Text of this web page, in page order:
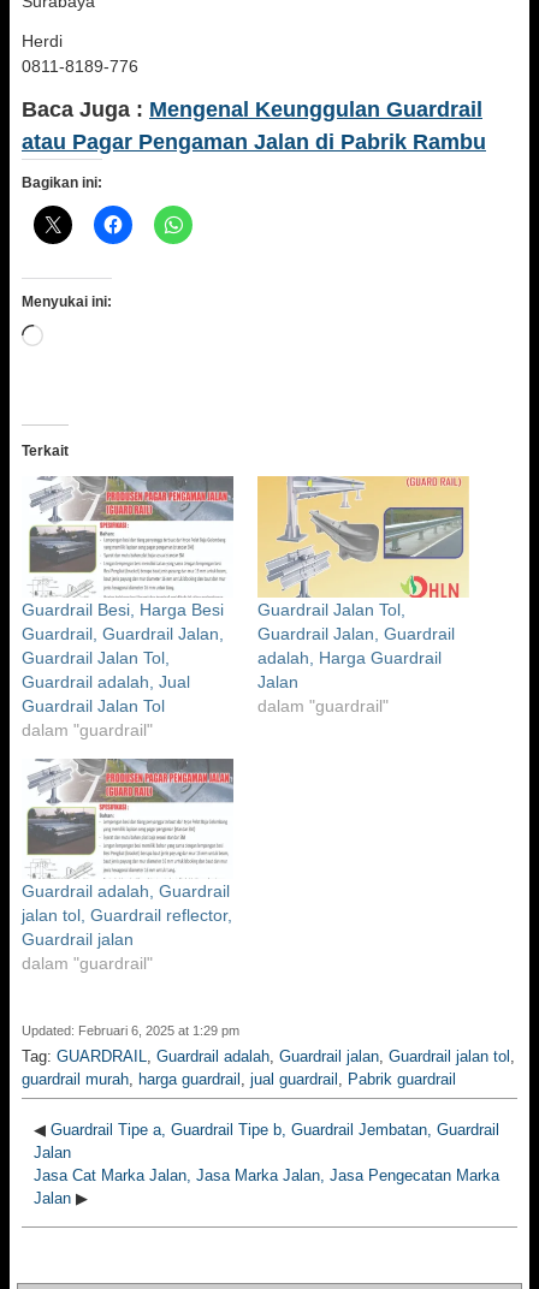
Herdi
0811-8189-776
Baca Juga : Mengenal Keunggulan Guardrail
atau Pagar Pengaman Jalan di Pabrik Rambu
Bagikan ini:
Menyukai ini:
Memuat...
Terkait
Guardrail Besi, Harga Besi
Guardrail, Guardrail Jalan,
Guardrail Jalan Tol,
Guardrail adalah, Jual
Guardrail Jalan Tol
dalam "guardrail"
Guardrail Jalan Tol,
Guardrail Jalan, Guardrail
adalah, Harga Guardrail
Jalan
dalam "guardrail"
Guardrail adalah, Guardrail
jalan tol, Guardrail reflector,
Guardrail jalan
dalam "guardrail"
Updated: Februari 6, 2025 at 1:29 pm
Tag: GUARDRAIL, Guardrail adalah, Guardrail jalan, Guardrail jalan tol ,
guardrail murah, harga guardrail , jual guardrail , Pabrik guardrail
◀ Guardrail Tipe a, Guardrail Tipe b, Guardrail Jembatan, Guardrail
Jalan
Jasa Cat Marka Jalan, Jasa Marka Jalan, Jasa Pengecatan Marka
Jalan ▶